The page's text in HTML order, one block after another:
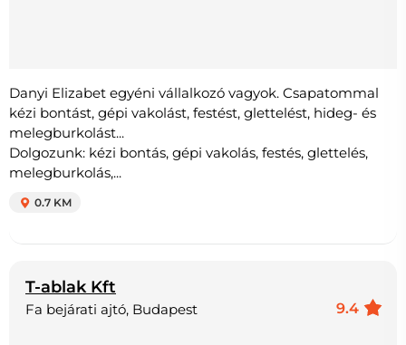
Danyi Elizabet egyéni vállalkozó vagyok. Csapatommal
kézi bontást, gépi vakolást, festést, glettelést, hideg- és
melegburkolást...
Dolgozunk: kézi bontás, gépi vakolás, festés, glettelés,
melegburkolás,...
0.7 KM
T-ablak Kft
9.4
Fa bejárati ajtó, Budapest